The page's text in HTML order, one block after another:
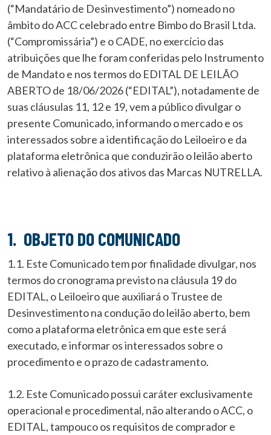
(“Mandatário de Desinvestimento”) nomeado no
âmbito do ACC celebrado entre Bimbo do Brasil Ltda.
(“Compromissária”) e o CADE, no exercício das
atribuições que lhe foram conferidas pelo Instrumento
de Mandato e nos termos do EDITAL DE LEILÃO
ABERTO de 18/06/2026 (“EDITAL”), notadamente de
suas cláusulas 11, 12 e 19, vem a público divulgar o
presente Comunicado, informando o mercado e os
interessados sobre a identificação do Leiloeiro e da
plataforma eletrônica que conduzirão o leilão aberto
relativo à alienação dos ativos das Marcas NUTRELLA.
1. OBJETO DO COMUNICADO
1.1. Este Comunicado tem por finalidade divulgar, nos
termos do cronograma previsto na cláusula 19 do
EDITAL, o Leiloeiro que auxiliará o Trustee de
Desinvestimento na condução do leilão aberto, bem
como a plataforma eletrônica em que este será
executado, e informar os interessados sobre o
procedimento e o prazo de cadastramento.
1.2. Este Comunicado possui caráter exclusivamente
operacional e procedimental, não alterando o ACC, o
EDITAL, tampouco os requisitos de comprador e